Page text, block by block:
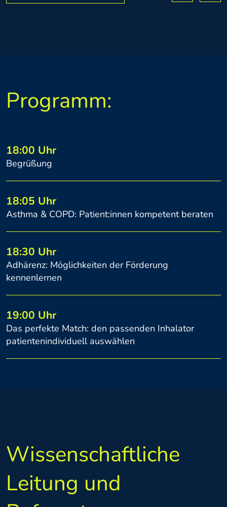
Programm:
18:00 Uhr
Begrüßung
18:05 Uhr
Asthma & COPD: Patient:innen kompetent beraten
18:30 Uhr
Adhärenz: Möglichkeiten der Förderung
kennenlernen
19:00 Uhr
Das perfekte Match: den passenden Inhalator
patientenindividuell auswählen
Wissenschaftliche
Leitung und